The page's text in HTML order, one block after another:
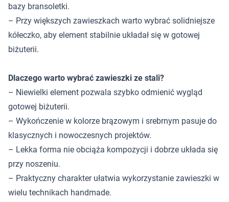
bazy bransoletki.
– Przy większych zawieszkach warto wybrać solidniejsze
kółeczko, aby element stabilnie układał się w gotowej
biżuterii.
Dlaczego warto wybrać zawieszki ze stali?
– Niewielki element pozwala szybko odmienić wygląd
gotowej biżuterii.
– Wykończenie w kolorze brązowym i srebrnym pasuje do
klasycznych i nowoczesnych projektów.
– Lekka forma nie obciąża kompozycji i dobrze układa się
przy noszeniu.
– Praktyczny charakter ułatwia wykorzystanie zawieszki w
wielu technikach handmade.